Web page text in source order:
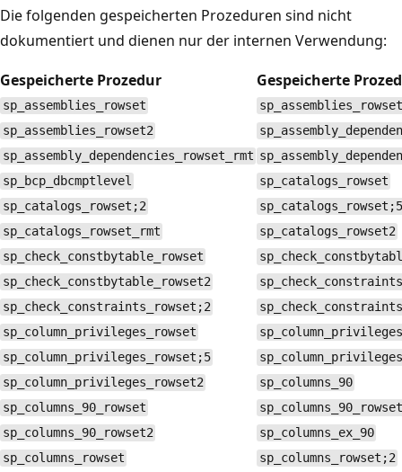
Die folgenden gespeicherten Prozeduren sind nicht
dokumentiert und dienen nur der internen Verwendung:
Gespeicherte Prozedur
Gespeicherte
sp_assemblies_rowset
sp_assemblies_rowset2
sp_assembly_dependencies_rowset_rmt
sp_bcp_dbcmptlevel
sp_catalogs_rowset
sp_catalogs_rowset;2
sp_catalogs_rowset;5
sp_catalogs_rowset_rmt
sp_catalogs_rowset2
sp_check_constbytable_rowset
sp_check_constbytable_rowset2
sp_check_constraints_rowset;2
sp_column_privileges_rowset
sp_column_privileges_rowset;5
sp_column_privileges_rowset2
sp_columns_90
sp_columns_90_rowset
sp_columns_90_rowset2
sp_columns_ex_90
sp_columns_rowset
sp_columns_rowset;2